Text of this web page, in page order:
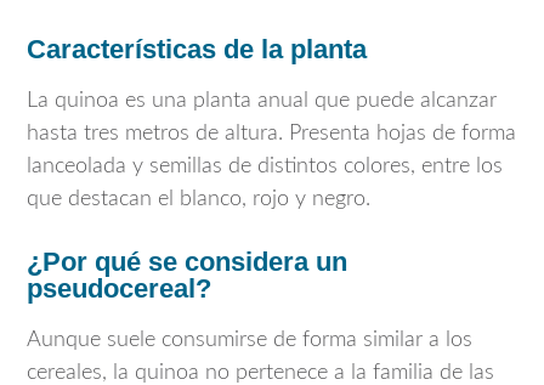
Características de la planta
La quinoa es una planta anual que puede alcanzar
hasta tres metros de altura. Presenta hojas de forma
lanceolada y semillas de distintos colores, entre los
que destacan el blanco, rojo y negro.
¿Por qué se considera un
pseudocereal?
Aunque suele consumirse de forma similar a los
cereales, la quinoa no pertenece a la familia de las